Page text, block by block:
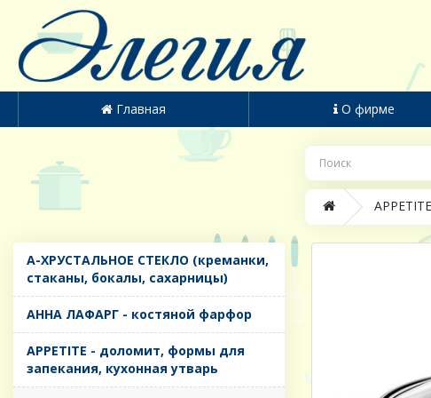
Главная О фирме
A-ХРУСТАЛЬНОЕ СТЕКЛО (креманки,
стаканы, бокалы, сахарницы)
AHHA ЛАФАРГ - костяной фарфор
APPETITE - доломит, формы для
запекания, кухонная утварь